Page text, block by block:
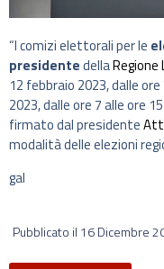
“I comizi elettorali per le
presidentedellaRegione
12 febbraio 2023, dalle
2023, dalle ore 7 alle ore
firmato dal presidente
modalità delle elezioni
gal
Pubblicato il 16 Dicembre